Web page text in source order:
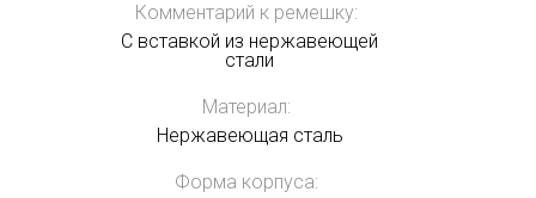
Комментарий к ремешку:
С вставкой из нержавеющей
стали
Материал:
Нержавеющая сталь
Форма корпуса: